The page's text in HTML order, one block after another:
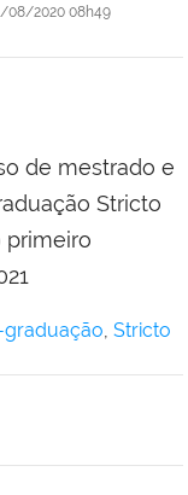
08/2020 08h49
de mestrado e
Stricto
primeiro
graduação, Stricto